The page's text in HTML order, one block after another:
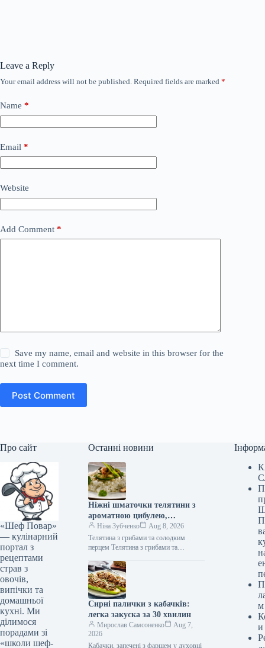
Leave a Reply
Your email address will not be published. Required fields are marked *
Name *
Email *
Website
Add Comment *
Save my name, email and website in this browser for the
next time I comment.
Post Comment
Про сайт
«Шеф Повар»
— кулінарний
портал з
рецептами
страв з
овочів,
випічки та
домашньої
кухні. Ми
ділимося
порадами зі
«школи шеф-
Останні новини
Ніжні шматочки телятини з
ароматною цибулею,
соковитими грибами та
солодким болгарським
перцем: швидкий рецепт за
Ніна Зубченко
Aug 8, 2026
Телятина з грибами та солодким
перцем Телятина з грибами та
Телятина з печерицями та болгарським
перцем…
Сирні палички з кабачків:
легка закуска за 30 хвилин
Мирослав Самсоненко
Aug 7,
2026
Кабачки, запечені з фаршем у духовці
м
и